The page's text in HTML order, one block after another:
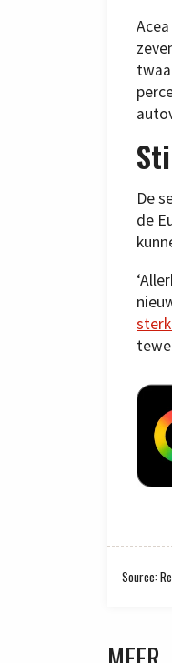
De
de
Source: